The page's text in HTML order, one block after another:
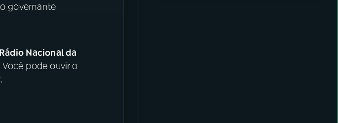
governante
Rádio Nacional da
pode ouvir o